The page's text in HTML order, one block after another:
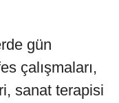
gün
çalışmaları,
sanat terapisi